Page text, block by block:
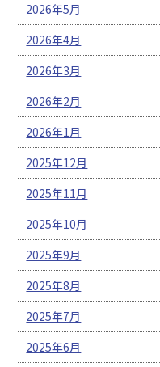
2026年5月
2026年4月
2026年3月
2026年2月
2026年1月
2025年12月
2025年11月
2025年10月
2025年9月
2025年8月
2025年7月
2025年6月